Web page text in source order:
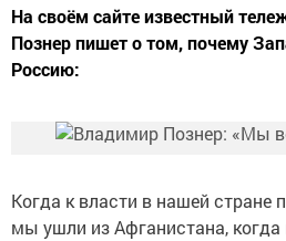
На своём сайте известный
Познер пишет о том, почему
Россию:
Когда к власти в нашей стране
мы ушли из Афганистана, когда